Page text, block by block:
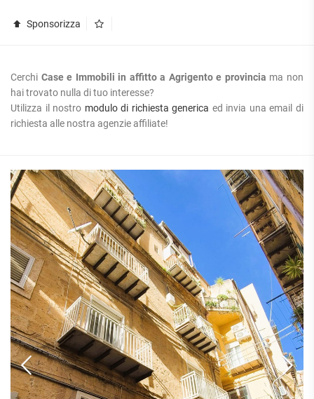
Sponsorizza
Cerchi Case e Immobili in affitto a Agrigento e provincia ma non
hai trovato nulla di tuo interesse?
Utilizza il nostro modulo di richiesta generica ed invia una email di
richiesta alle nostra agenzie affiliate!